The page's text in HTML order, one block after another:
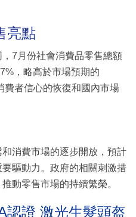
亮點
7月份社會消費品零售總額
，略高於市場預期的
費者信心的恢復和國內市場
消費市場的逐步開放，預計
驅動力。政府的相關刺激措
動零售市場的持續繁榮。
認證 激光生髮頭盔